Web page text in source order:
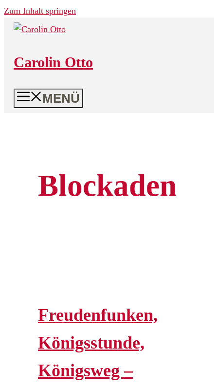
Zum Inhalt springen
Carolin Otto
MENÜ
Blockaden
Freudenfunken,
Königsstunde,
Königsweg –